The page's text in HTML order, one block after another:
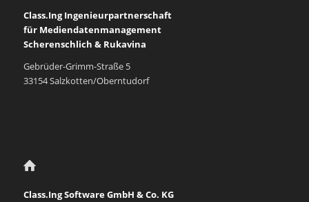
Class.Ing Ingenieurpartnerschaft
für Mediendatenmanagement
Scherenschlich & Rukavina
Gebrüder-Grimm-Straße 5
33154 Salzkotten/Oberntudorf
Class.Ing Software GmbH & Co. KG